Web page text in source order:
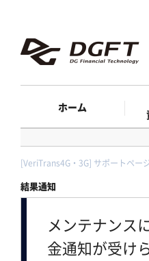
ホーム
[VeriTrans4G・3G] サポートペー
結果通知
メンテナンス
金通知が受け